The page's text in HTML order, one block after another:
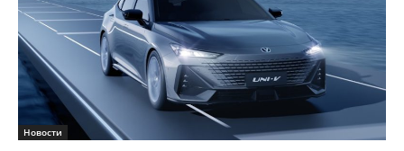
Новости